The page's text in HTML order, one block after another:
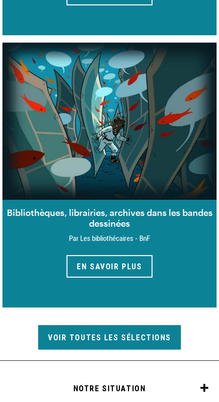
Bibliothèques, librairies, archives dans les bandes
dessinées
Par Les bibliothécaires - BnF
EN SAVOIR PLUS
VOIR TOUTES LES SÉLECTIONS
NOTRE SITUATION